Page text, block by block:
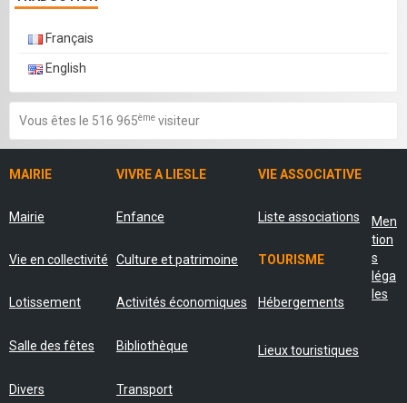
Français
English
Vous êtes le 516 965ème visiteur
MAIRIE VIVRE A LIESLE VIE ASSOCIATIVE
Mairie Enfance Liste associations
Vie en collectivité Culture et patrimoine TOURISME
Lotissement Activités économiques Hébergements
Salle des fêtes Bibliothèque Lieux touristiques
Divers Transport
Men
tion
s
léga
les